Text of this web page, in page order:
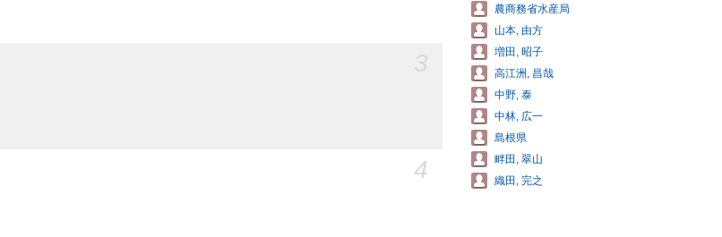
4
農商務省水産局
山本, 由方
増田, 昭子
高江洲, 昌哉
中野, 泰
中林, 広一
島根県
畔田, 翠山
織田, 完之